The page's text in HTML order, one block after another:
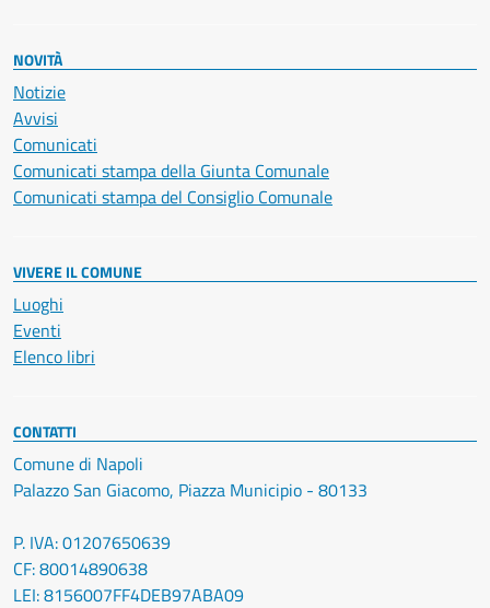
NOVITÀ
Notizie
Avvisi
Comunicati
Comunicati stampa della Giunta Comunale
Comunicati stampa del Consiglio Comunale
VIVERE IL COMUNE
Luoghi
Eventi
Elenco libri
CONTATTI
Comune di Napoli
Palazzo San Giacomo, Piazza Municipio - 80133
P. IVA: 01207650639
CF: 80014890638
LEI: 8156007FF4DEB97ABA09